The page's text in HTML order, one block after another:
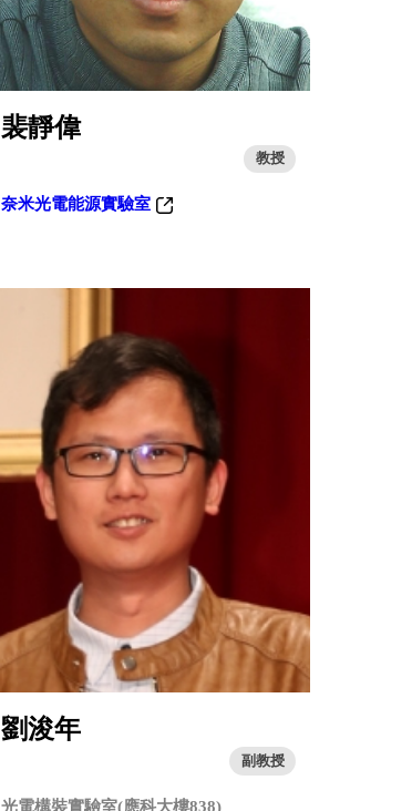
裴靜偉
教授
奈米光電能源實驗室
劉浚年
副教授
光電構裝實驗室(應科大樓838)